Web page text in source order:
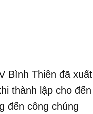
Bình Thiên đã xuất
thành lập cho đến
đến công chúng